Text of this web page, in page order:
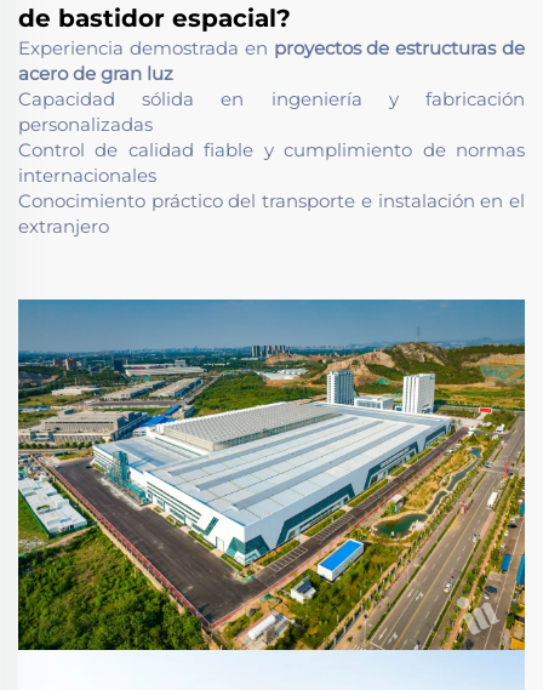
de bastidor espacial?
Experiencia demostrada en proyectos de estructuras de
acero de gran luz
Capacidad sólida en ingeniería y fabricación
personalizadas
Control de calidad fiable y cumplimiento de normas
internacionales
Conocimiento práctico del transporte e instalación en el
extranjero